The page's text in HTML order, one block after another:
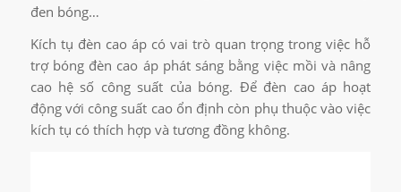
đen bóng…
Kích tụ đèn cao áp có vai trò quan trọng trong việc hỗ
trợ bóng đèn cao áp phát sáng bằng việc mồi và nâng
cao hệ số công suất của bóng. Để đèn cao áp hoạt
động với công suất cao ổn định còn phụ thuộc vào việc
kích tụ có thích hợp và tương đồng không.